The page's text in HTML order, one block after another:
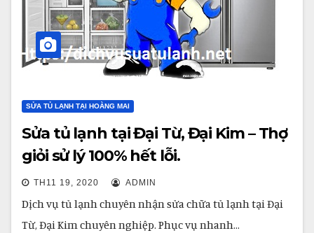
SỬA TỦ LẠNH TẠI HOÀNG MAI
Sửa tủ lạnh tại Đại Từ, Đại Kim – Thợ
giỏi sử lý 100% hết lỗi.
TH11 19, 2020 ADMIN
Dịch vụ tủ lạnh chuyên nhận sửa chữa tủ lạnh tại Đại
Từ, Đại Kim chuyên nghiệp. Phục vụ nhanh…